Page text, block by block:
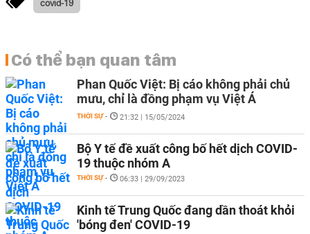
Có thể bạn quan tâm
Phan Quốc Việt: Bị cáo không phải chủ
mưu, chỉ là đồng phạm vụ Việt Á
THỜI SỰ - 21:32 | 15/05/2024
Bộ Y tế đề xuất công bố hết dịch COVID-
19 thuộc nhóm A
THỜI SỰ - 06:33 | 29/09/2023
Kinh tế Trung Quốc đang dần thoát khỏi
'bóng đen' COVID-19